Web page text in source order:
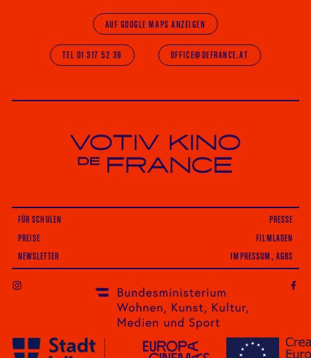
AUF GOOGLE MAPS ANZEIGEN
TEL 01 317 52 36 OFFICE@DEFRANCE.AT
Votiv Kino und Kino De France in Wien
FÜR SCHULEN
PRESSE
PREISE
FILMLADEN
NEWSLETTER IMPRESSUM, AGBS